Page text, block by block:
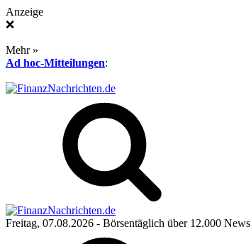
Anzeige
❌
Mehr »
Ad hoc-Mitteilungen:
Freitag, 07.08.2026 - Börsentäglich über 12.000 News